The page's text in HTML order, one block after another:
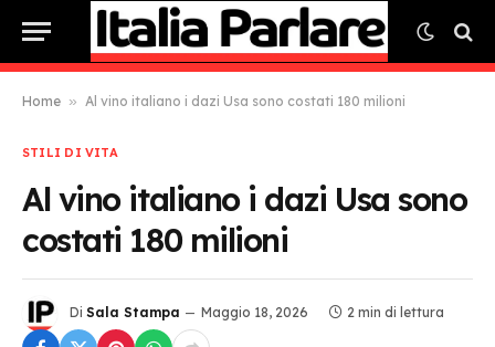
Home » Al vino italiano i dazi Usa sono costati 180 milioni
STILI DI VITA
Al vino italiano i dazi Usa sono
costati 180 milioni
Di Sala Stampa Maggio 18, 2026 2 min di lettura